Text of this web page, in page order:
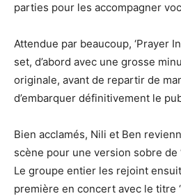
parties pour les accompagner
Attendue par beaucoup, ‘Prayer
set, d’abord avec une grosse
originale, avant de repartir de
d’embarquer définitivement le
Bien acclamés, Nili et Ben
scène pour une version sobre de
Le groupe entier les rejoint
première en concert avec le titre